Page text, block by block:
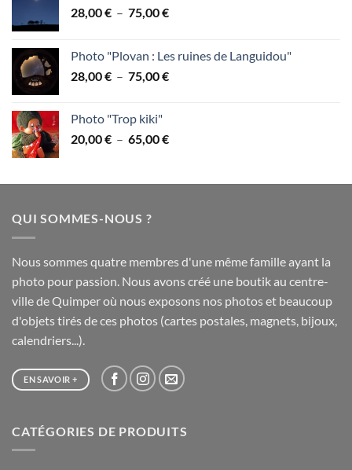
28,00€ – 75,00€Plage
28,00 €
à
Photo "Plovan : Les ruines de Languidou"
28,00€ – 75,00€Plage
à
Photo "Trop kiki"
20,00€ – 65,00€Plage
20,00 €
QUI SOMMES-NOUS ?
Nous sommes quatre membres d'une même famille ayant la
photo pour passion. Nous avons créé une boutik au centre-
ville de Quimper où nous exposons nos photos et beaucoup
d'objets tirés de ces photos (cartes postales, magnets, bijoux,
calendriers...).
EN SAVOIR +
CATÉGORIES DE PRODUITS